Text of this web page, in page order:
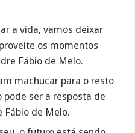
a vida, vamos deixar
os momentos
Fábio de Melo.
machucar para o resto
pode ser a resposta de
Fábio de Melo.